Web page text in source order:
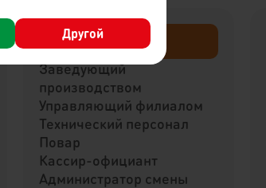
Другой Ржев
Заведующий
производством
Управляющий филиалом
Технический персонал
Повар
Кассир-официант
Администратор смены